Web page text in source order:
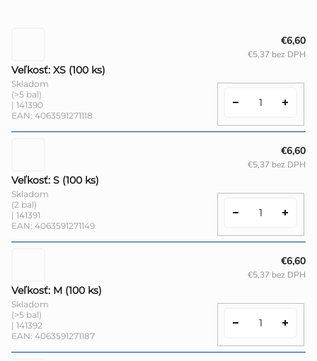
Veľkosť: XS (100 ks)
Skladom
(>5 bal)
| 141390
EAN: 4063591271118
€6,60
€5,37 bez DPH
Veľkosť: S (100 ks)
Skladom
(2 bal)
| 141391
EAN: 4063591271149
€6,60
€5,37 bez DPH
Veľkosť: M (100 ks)
Skladom
(>5 bal)
| 141392
EAN: 4063591271187
€6,60
€5,37 bez DPH